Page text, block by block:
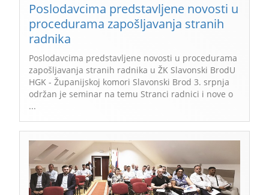
Poslodavcima predstavljene novosti u
procedurama zapošljavanja stranih
radnika
Poslodavcima predstavljene novosti u procedurama
zapošljavanja stranih radnika u ŽK Slavonski BrodU
HGK - Županijskoj komori Slavonski Brod 3. srpnja
održan je seminar na temu Stranci radnici i nove o
...